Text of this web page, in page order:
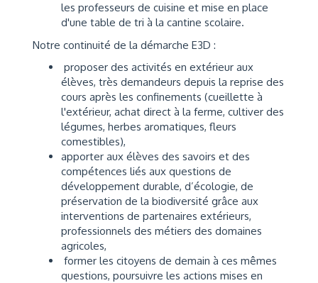
les professeurs de cuisine et mise en place
d'une table de tri à la cantine scolaire.
Notre continuité de la démarche E3D :
proposer des activités en extérieur aux
élèves, très demandeurs depuis la reprise des
cours après les confinements (cueillette à
l'extérieur, achat direct à la ferme, cultiver des
légumes, herbes aromatiques, fleurs
comestibles),
apporter aux élèves des savoirs et des
compétences liés aux questions de
développement durable, d’écologie, de
préservation de la biodiversité grâce aux
interventions de partenaires extérieurs,
professionnels des métiers des domaines
agricoles,
former les citoyens de demain à ces mêmes
questions, poursuivre les actions mises en